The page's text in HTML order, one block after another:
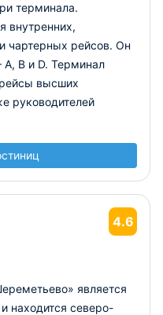
терминала.
внутренних,
чартерных рейсов. Он
В и D. Терминал
высших
руководителей
4.6
является
находится северо-